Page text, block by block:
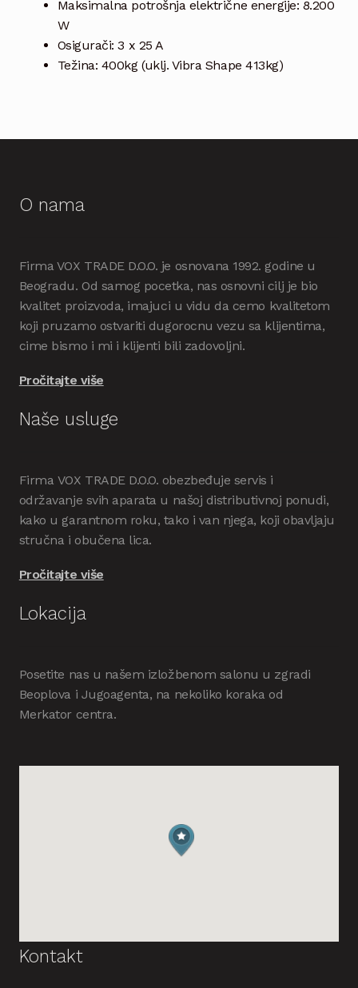
Maksimalna potrošnja električne energije: 8.200
W
Osigurači: 3 x 25 A
Težina: 400kg (uklj. Vibra Shape 413kg)
O nama
Firma VOX TRADE D.O.O. je osnovana 1992. godine u
Beogradu. Od samog pocetka, nas osnovni cilj je bio
kvalitet proizvoda, imajuci u vidu da cemo kvalitetom
koji pruzamo ostvariti dugorocnu vezu sa klijentima,
cime bismo i mi i klijenti bili zadovoljni.
Pročitajte više
Naše usluge
Firma VOX TRADE D.O.O. obezbeđuje servis i
održavanje svih aparata u našoj distributivnoj ponudi,
kako u garantnom roku, tako i van njega, koji obavljaju
stručna i obučena lica.
Pročitajte više
Lokacija
Posetite nas u našem izložbenom salonu u zgradi
Beoplova i Jugoagenta, na nekoliko koraka od
Merkator centra.
Kontakt